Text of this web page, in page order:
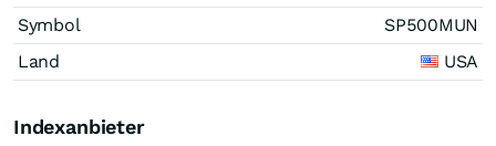
Symbol
SP500MUN
Land
USA
Indexanbieter